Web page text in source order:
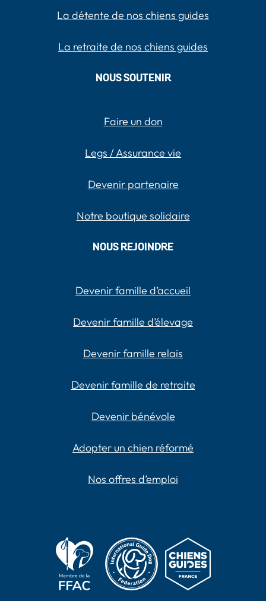
La détente de nos chiens guides
La retraite de nos chiens guides
NOUS SOUTENIR
Faire un don
Legs / Assurance vie
Devenir partenaire
Notre boutique solidaire
NOUS REJOINDRE
Devenir famille d’accueil
Devenir famille d’élevage
Devenir famille relais
Devenir famille de retraite
Devenir bénévole
Adopter un chien réformé
Nos offres d’emploi